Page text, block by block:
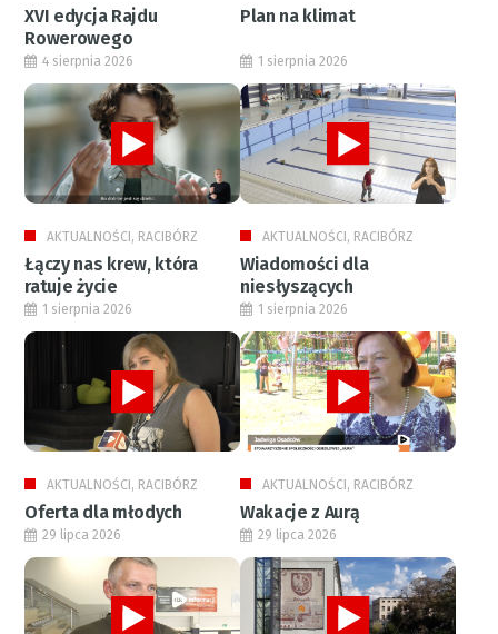
XVI edycja Rajdu
Rowerowego
Plan na klimat
4 sierpnia 2026
AKTUALNOŚCI, RACIBÓRZ
Łączy nas krew, która
ratuje życie
1 sierpnia 2026
AKTUALNOŚCI, RACIBÓRZ
Wiadomości dla
niesłyszących
1 sierpnia 2026
AKTUALNOŚCI, RACIBÓRZ
Oferta dla młodych
1 sierpnia 2026
AKTUALNOŚCI, RACIBÓRZ
Wakacje z Aurą
29 lipca 2026 29 lipca 2026